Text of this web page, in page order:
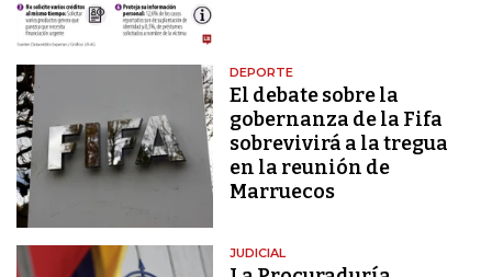
DEPORTE
El debate sobre la
gobernanza de la Fifa
sobrevivirá a la tregua
en la reunión de
Marruecos
JUDICIAL